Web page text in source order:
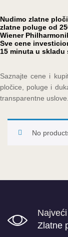
Nudimo zlatne
zlatne poluge od
Wiener
Sve cene
15 minuta u skladu
Saznajte cene i
pločice, poluge i
transparentne uslove.
No
Zlatne